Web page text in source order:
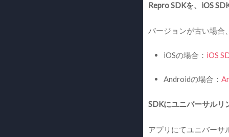
Repro SDKを、iOS
バージョンが古い場合
iOSの場合： iOS
Androidの場合：
SDKにユニバーサルリ
アプリにてユニバーサ